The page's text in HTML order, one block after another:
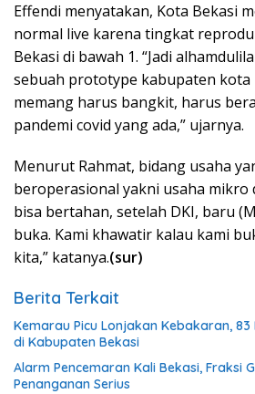
Effendi menyatakan, Kota Bekasi
normal live karena tingkat
Bekasi di bawah 1. “Jadi
sebuah prototype kabupaten kota
memang harus bangkit, harus
pandemi covid yang ada,” ujarnya.
Menurut Rahmat, bidang usaha
beroperasional yakni usaha mikro
bisa bertahan, setelah DKI, baru
buka. Kami khawatir kalau kami
kita,” katanya.(sur)
Berita Terkait
Kemarau Picu Lonjakan Kebakaran,
di Kabupaten Bekasi
Alarm Pencemaran Kali Bekasi, Fraksi
Penanganan Serius